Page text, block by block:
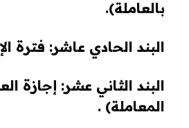
بالعاملة).
البند الحادي عاشر: فترة
البند الثاني عشر: إجازة
المعاملة) .